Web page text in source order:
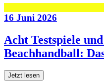
16 Juni 2026
Acht Testspiele
Beachhandball:
Jetzt lesen